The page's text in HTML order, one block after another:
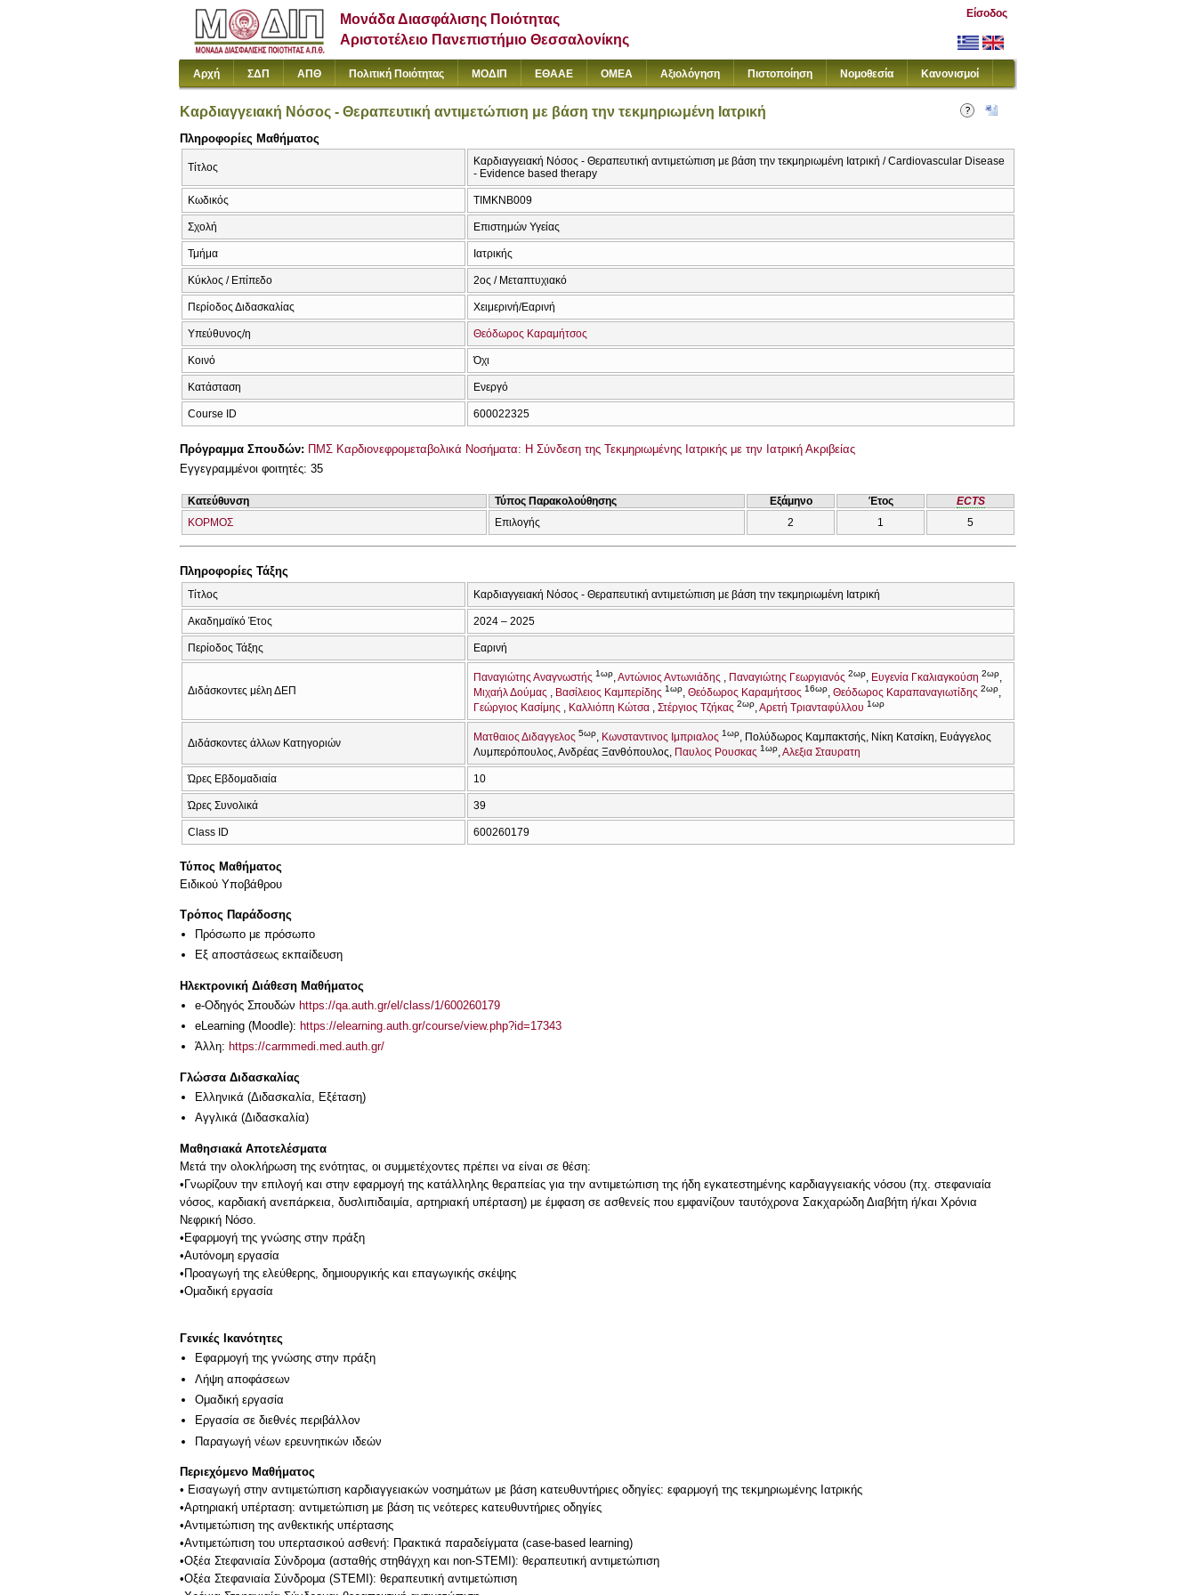
Μονάδα Διασφάλισης Ποιότητας
Αριστοτέλειο Πανεπιστήμιο Θεσσαλονίκης
Είσοδος
Αρχή ΣΔΠ ΑΠΘ Πολιτική Ποιότητας ΜΟΔΙΠ ΕΘΑΑΕ ΟΜΕΑ Αξιολόγηση Πιστοποίηση Νομοθεσία Κανονισμοί
Καρδιαγγειακή Νόσος - Θεραπευτική αντιμετώπιση με βάση την τεκμηριωμένη Ιατρική
Πληροφορίες Μαθήματος
Τίτλος
Καρδιαγγειακή Νόσος - Θεραπευτική αντιμετώπιση με βάση την τεκμηριωμένη Ιατρική / Cardiovascular Disease
- Evidence based therapy
Κωδικός ΤΙΜΚΝΒ009
Σχολή Επιστημών Υγείας
Τμήμα Ιατρικής
Κύκλος / Επίπεδο 2ος / Μεταπτυχιακό
Περίοδος Διδασκαλίας Χειμερινή/Εαρινή
Υπεύθυνος/η Θεόδωρος Καραμήτσος
Κοινό Όχι
Κατάσταση Ενεργό
Course ID 600022325
Πρόγραμμα Σπουδών: ΠΜΣ Καρδιονεφρομεταβολικά Νοσήματα: Η Σύνδεση της Τεκμηριωμένης Ιατρικής με την Ιατρική Ακριβείας
Εγγεγραμμένοι φοιτητές: 35
Κατεύθυνση Τύπος Παρακολούθησης Εξάμηνο Έτος
ECTS
ΚΟΡΜΟΣ
Επιλογής 2 1 5
Πληροφορίες Τάξης
Τίτλος Καρδιαγγειακή Νόσος - Θεραπευτική αντιμετώπιση με βάση την τεκμηριωμένη Ιατρική
Ακαδημαϊκό Έτος 2024 – 2025
Περίοδος Τάξης Εαρινή
Διδάσκοντες μέλη ΔΕΠ
Παναγιώτης Αναγνωστής 1ωρ Αντώνιος Αντωνιάδης Παναγιώτης Γεωργιανός 2ωρ Ευγενία Γκαλιαγκούση 2ωρ
Μιχαήλ Δούμας Βασίλειος Καμπερίδης 1ωρ Θεόδωρος Καραμήτσος 16ωρ Θεόδωρος Καραπαναγιωτίδης 2ωρ
Γεώργιος Κασίμης Καλλιόπη Κώτσα Στέργιος Τζήκας 2ωρ Αρετή Τριανταφύλλου 1ωρ
Διδάσκοντες άλλων Κατηγοριών Ματθαιος Διδαγγελος 5ωρ Κωνσταντινος Ιμπριαλος 1ωρ Πολύδωρος Καμπακτσής Νίκη Κατσίκη Ευάγγελος
Λυμπερόπουλος Ανδρέας Ξανθόπουλος Παυλος Ρουσκας 1ωρ Αλεξια Σταυρατη
Ώρες Εβδομαδιαία 10
Ώρες Συνολικά 39
Class ID 600260179
Τύπος Μαθήματος
Ειδικού Υποβάθρου
Τρόπος Παράδοσης
Πρόσωπο με πρόσωπο
Eξ απoστάσεως εκπαίδευση
Ηλεκτρονική Διάθεση Μαθήματος
e-Οδηγός Σπουδών https://qa.auth.gr/el/class/1/600260179
eLearning (Moodle): https://elearning.auth.gr/course/view.php?id=17343
Άλλη: https://carmmedi.med.auth.gr/
Γλώσσα Διδασκαλίας
Ελληνικά (Διδασκαλία, Εξέταση)
Αγγλικά (Διδασκαλία)
Μαθησιακά Αποτελέσματα
Μετά την ολοκλήρωση της ενότητας, οι συμμετέχοντες πρέπει να είναι σε θέση:
•Γνωρίζουν την επιλογή και στην εφαρμογή της κατάλληλης θεραπείας για την αντιμετώπιση της ήδη εγκατεστημένης καρδιαγγειακής νόσου (πχ. στεφανιαία
νόσος, καρδιακή ανεπάρκεια, δυσλιπιδαιμία, αρτηριακή υπέρταση) με έμφαση σε ασθενείς που εμφανίζουν ταυτόχρονα Σακχαρώδη Διαβήτη ή/και Χρόνια
Νεφρική Νόσο.
•Εφαρμογή της γνώσης στην πράξη
•Αυτόνομη εργασία
•Προαγωγή της ελεύθερης, δημιουργικής και επαγωγικής σκέψης
•Ομαδική εργασία
Γενικές Ικανότητες
Εφαρμογή της γνώσης στην πράξη
Λήψη αποφάσεων
Ομαδική εργασία
Εργασία σε διεθνές περιβάλλον
Παραγωγή νέων ερευνητικών ιδεών
Περιεχόμενο Μαθήματος
• Εισαγωγή στην αντιμετώπιση καρδιαγγειακών νοσημάτων με βάση κατευθυντήριες οδηγίες: εφαρμογή της τεκμηριωμένης Ιατρικής
•Αρτηριακή υπέρταση: αντιμετώπιση με βάση τις νεότερες κατευθυντήριες οδηγίες
•Αντιμετώπιση της ανθεκτικής υπέρτασης
•Αντιμετώπιση του υπερτασικού ασθενή: Πρακτικά παραδείγματα (case-based learning)
•Οξέα Στεφανιαία Σύνδρομα (ασταθής στηθάγχη και non-STEMI): θεραπευτική αντιμετώπιση
•Οξέα Στεφανιαία Σύνδρομα (STEMI): θεραπευτική αντιμετώπιση